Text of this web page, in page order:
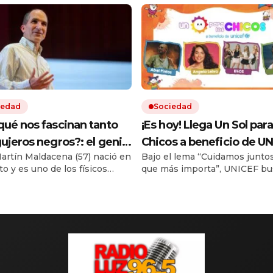
nos fascinan tanto
negros?: el genio
que es un
tiene una
Maldacena (57) nació en
y es uno de los físicos
los programas más vistos
no termine de entender sus
Sociedad
¡Es hoy! Llega Un Sol
Chicos a beneficio de
Argentina
Bajo el lema “Cuidamos
que más importa”, UNICEF
protección a las niñas y
Argentina y el mundo.